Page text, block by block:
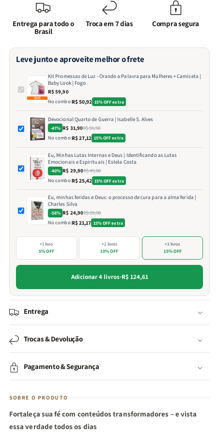
Entrega para todo o
Brasil
Troca em 7 dias Compra segura
Leve junto e aproveite melhor o frete
Kit Promessas de Luz - Orando a Palavra para Mulheres + Camiseta |
Baby Look | Fogo
R$ 59,90
No combo:R$ 50,92 15% OFF extra
Devocional Quarto de Guerra | Isabelle S. Alves
-47% R$ 31,90R$ 59,90
No combo:R$ 27,12 15% OFF extra
Eu, Minhas Lutas Internas e Deus | Identificando as Lutas
Emocionais e Espirituais | Estela Costa
-40% R$ 29,90R$ 49,80
No combo:R$ 25,42 15% OFF extra
Eu, minhas feridas e Deus: o processo de cura para a alma ferida |
Charles Silva
-58% R$ 24,90R$ 59,90
No combo:R$ 21,17 15% OFF extra
+1 livro
5% OFF
+2 livros
10% OFF
+3 livros
15% OFF
Adicionar 4 livros·R$ 124,61
Entrega
Trocas & Devolução
Pagamento & Segurança
SOBRE O PRODUTO
Fortaleça sua fé com conteúdos transformadores – e vista
essa verdade todos os dias